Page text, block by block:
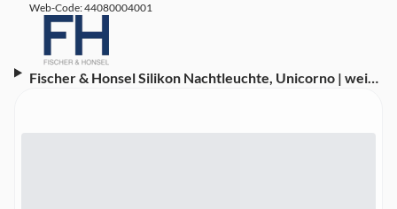
Web-Code: 44080004001
Fischer & Honsel Silikon Nachtleuchte, Unicorno | weiß